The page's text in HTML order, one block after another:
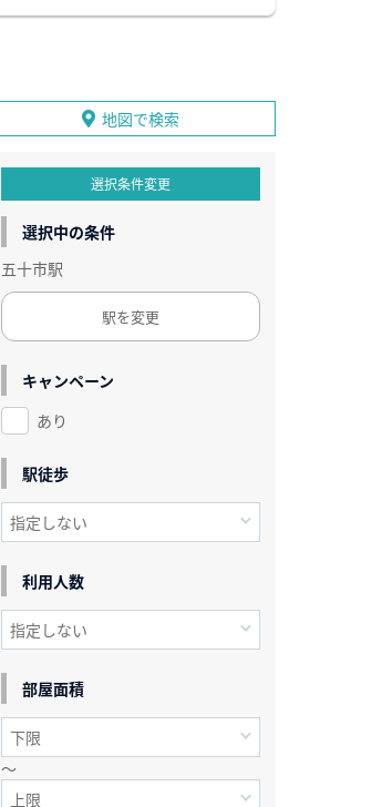
地図で検索
選択条件変更
選択中の条件
五十市駅
駅を変更
キャンペーン
あり
駅徒歩
利用人数
部屋面積
～